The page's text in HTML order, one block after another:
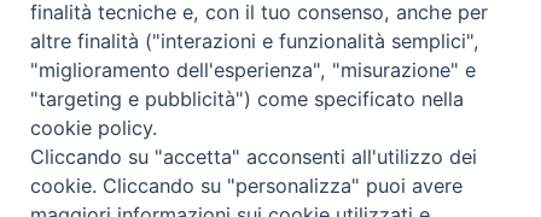
Copyright © 2019 - Tutti i diritti riservati - Vita
Trentina Editrice
finalità tecniche e, con il tuo consenso, anche per
altre finalità ("interazioni e funzionalità semplici",
"miglioramento dell'esperienza", "misurazione" e
"targeting e pubblicità") come specificato nella
cookie policy.
Cliccando su "accetta" acconsenti all'utilizzo dei
cookie. Cliccando su "personalizza" puoi avere